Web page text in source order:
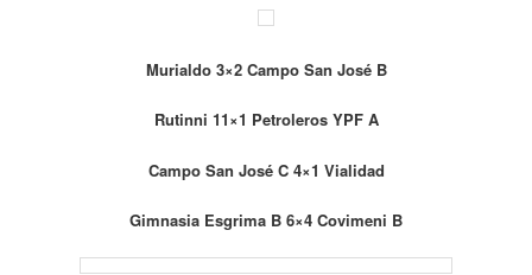
Murialdo 3×2 Campo San José B
Rutinni 11×1 Petroleros YPF A
Campo San José C 4×1 Vialidad
Gimnasia Esgrima B 6×4 Covimeni B